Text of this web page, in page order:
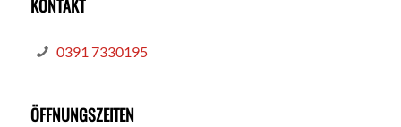
KONTAKT
0391 7330195
ÖFFNUNGSZEITEN